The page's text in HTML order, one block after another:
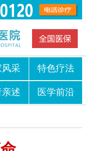
采 特色疗法
述 医学前沿